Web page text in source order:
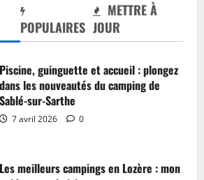
POPULAIRES
METTRE À
JOUR
Piscine, guinguette et accueil : plongez
dans les nouveautés du camping de
Sablé-sur-Sarthe
7 avril 2026 0
Les meilleurs campings en Lozère : mon